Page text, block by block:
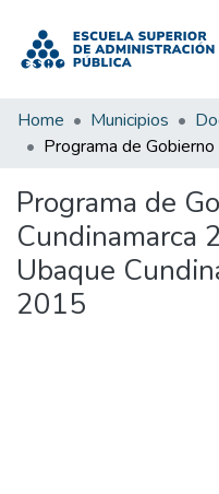
Home Municipios
Programa de
Cundinamarca
Ubaque
2015